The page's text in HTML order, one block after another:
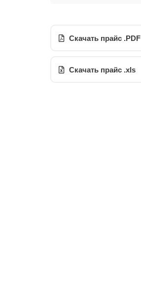
Скачать прайс .PDF
Скачать прайс .xls